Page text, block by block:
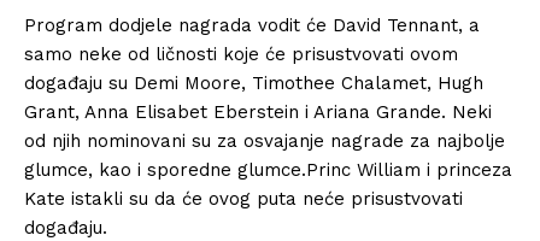
Program dodjele nagrada vodit će David Tennant, a
samo neke od ličnosti koje će prisustvovati ovom
događaju su Demi Moore, Timothee Chalamet, Hugh
Grant, Anna Elisabet Eberstein i Ariana Grande. Neki
od njih nominovani su za osvajanje nagrade za najbolje
glumce, kao i sporedne glumce.Princ William i princeza
Kate istakli su da će ovog puta neće prisustvovati
događaju.